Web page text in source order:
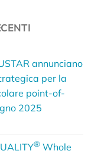
annunciano
per la
point-of-
2025
® Whole